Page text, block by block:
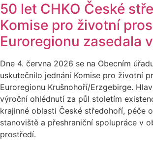
50 let CHKO České
Komise pro životní
Euroregionu zasedala
Dne 4. června 2026 se na Obecním
uskutečnilo jednání Komise pro životní
Euroregionu Krušnohoří/Erzgebirge.
výroční ohlédnutí za půl stoletím
krajinné oblasti České středohoří, péče
stanoviště a přeshraniční spolupráce v
prostředí.